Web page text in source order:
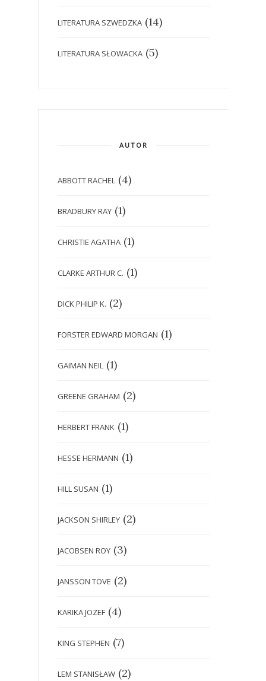
LITERATURA SZWEDZKA (14)
LITERATURA SŁOWACKA (5)
AUTOR
ABBOTT RACHEL (4)
BRADBURY RAY (1)
CHRISTIE AGATHA (1)
CLARKE ARTHUR C. (1)
DICK PHILIP K. (2)
FORSTER EDWARD MORGAN (1)
GAIMAN NEIL (1)
GREENE GRAHAM (2)
HERBERT FRANK (1)
HESSE HERMANN (1)
HILL SUSAN (1)
JACKSON SHIRLEY (2)
JACOBSEN ROY (3)
JANSSON TOVE (2)
KARIKA JOZEF (4)
KING STEPHEN (7)
LEM STANISŁAW (2)